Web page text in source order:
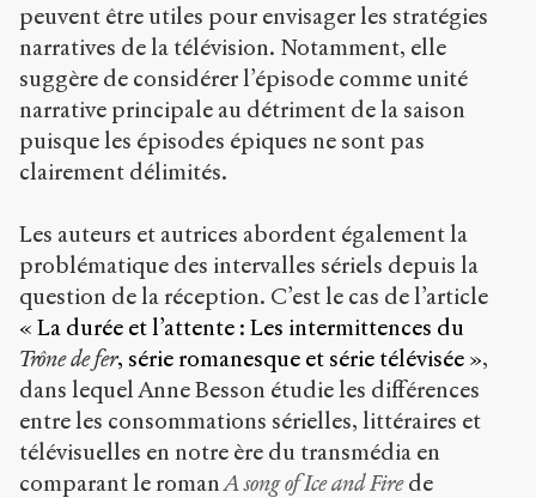
peuvent être utiles pour envisager les stratégies
narratives de la télévision. Notamment, elle
suggère de considérer l’épisode comme unité
narrative principale au détriment de la saison
puisque les épisodes épiques ne sont pas
clairement délimités.
Les auteurs et autrices abordent également la
problématique des intervalles sériels depuis la
question de la réception. C’est le cas de l’article
« La durée et l’attente : Les intermittences du
Trône de fer, série romanesque et série télévisée »,
dans lequel Anne Besson étudie les différences
entre les consommations sérielles, littéraires et
télévisuelles en notre ère du transmédia en
comparant le romanA song of Ice and Firede